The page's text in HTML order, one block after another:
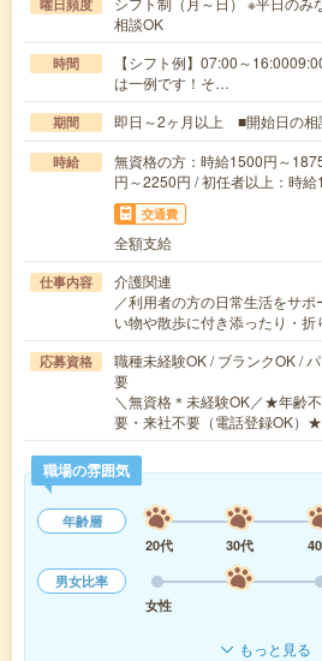
曜日頻度
相談OK
時間
【シフト例】07:00～
は一例です！そ…
期間 即日～2ヶ月以上 ■開始日の相
時給
無資格の方：時給1500円～
円～2250円 / 初任者以上：時
交通費
全額支給
仕事内容
介護関連
／利用者の方の日常生活をサ
い物や散歩に付き添ったり・
応募資格
職種未経験OK / ブランクOK /
要
＼無資格＊未経験OK／★年齢
要・来社不要（電話登録OK）
職場の雰囲気
年齢層
20代
30代
男女比率
女性
もっと見る